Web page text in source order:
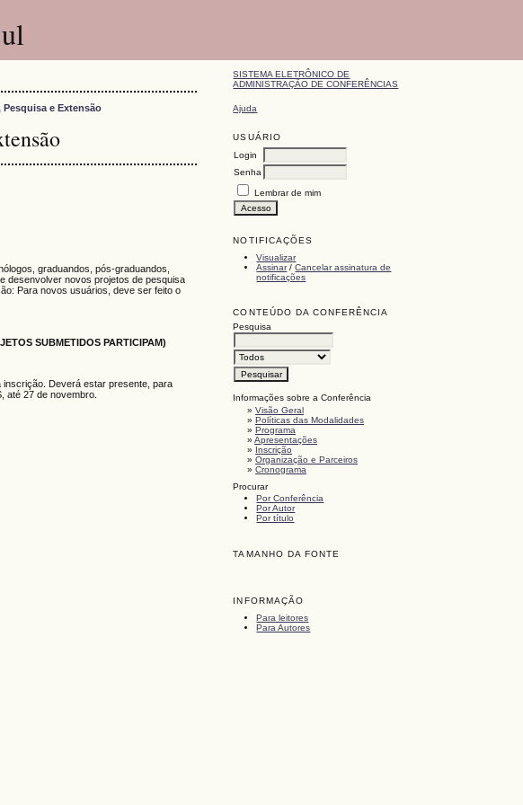
SISTEMA ELETRÔNICO DE
ADMINISTRAÇÃO DE CONFERÊNCIAS
Ajuda
USUÁRIO
Login
Senha
Lembrar de mim
NOTIFICAÇÕES
Visualizar
Assinar/Cancelar assinatura de
notificações
CONTEÚDO DA CONFERÊNCIA
Pesquisa
Informações sobre a Conferência
»Visão Geral
»Políticas das Modalidades
»Programa
»Apresentações
» Inscrição
»Organização e Parceiros
»Cronograma
Procurar
Por Conferência
Por Autor
Por título
TAMANHO DA FONTE
INFORMAÇÃO
Para leitores
Para Autores
e Extensão
graduandos, pós-graduandos,
desenvolver novos projetos de pesquisa
Para novos usuários, deve ser feito o
SUBMETIDOS PARTICIPAM)
inscrição. Deverá estar presente, para
até 27 de novembro.